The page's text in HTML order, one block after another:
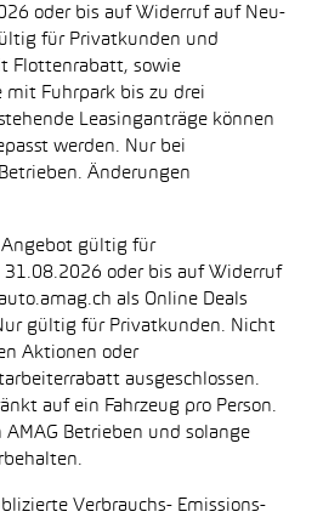
oder bis auf Widerruf auf Neu-
für Privatkunden und
Flottenrabatt, sowie
mit Fuhrpark bis zu drei
Leasinganträge können
werden. Nur bei
Änderungen
Angebot gültig für
31.08.2026 oder bis auf Widerruf
als Online Deals
gültig für Privatkunden. Nicht
Aktionen oder
ausgeschlossen.
auf ein Fahrzeug pro Person.
Betrieben und solange
Verbrauchs- Emissions-